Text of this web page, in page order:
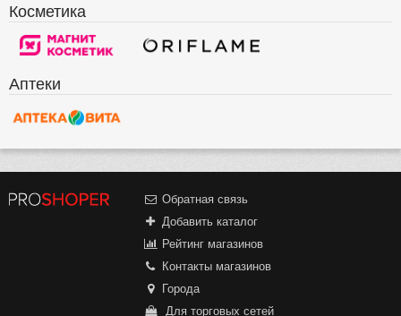
Косметика
Аптеки
Обратная связь
Добавить каталог
Рейтинг магазинов
Контакты магазинов
Города
Для торговых сетей